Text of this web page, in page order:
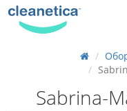
Sabrina-